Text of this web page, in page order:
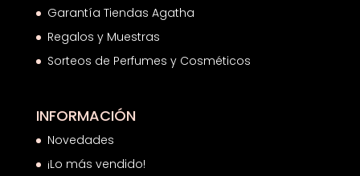
Garantía Tiendas Agatha
Regalos y Muestras
Sorteos de Perfumes y Cosméticos
INFORMACIÓN
Novedades
¡Lo más vendido!